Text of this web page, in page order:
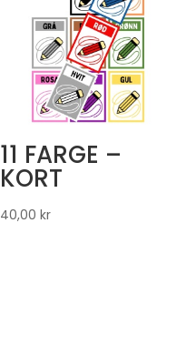
11 FARGE –
KORT
40,00kr